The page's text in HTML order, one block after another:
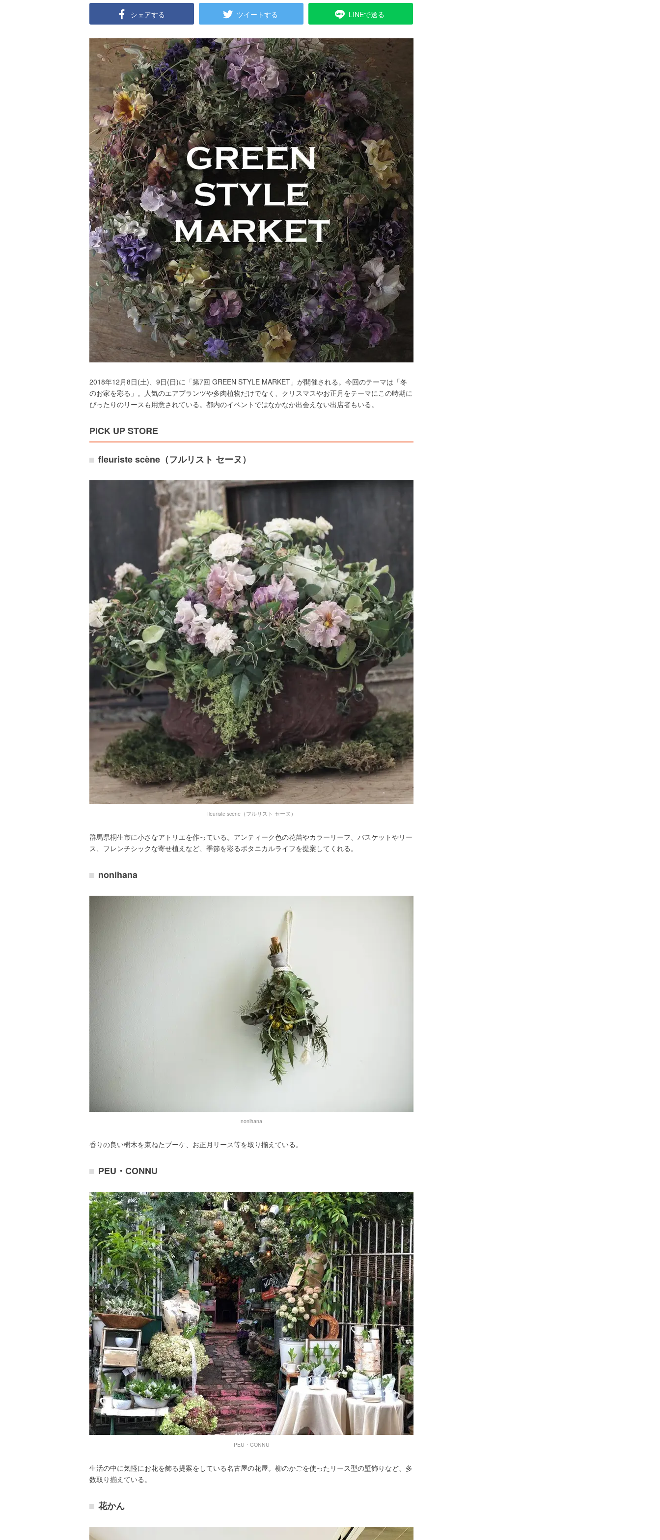
シェアする ツイートする LINEで送る
2018年12月8日(土)、9日(日)に「第7回 GREEN STYLE MARKET」が開催される。今回のテーマは「冬
のお家を彩る」。人気のエアプランツや多肉植物だけでなく、クリスマスやお正月をテーマにこの時期に
ぴったりのリースも用意されている。都内のイベントではなかなか出会えない出店者もいる。
PICK UP STORE
fleuriste scène（フルリスト セーヌ）
fleuriste scène（フルリスト セーヌ）
群馬県桐生市に小さなアトリエを作っている。アンティーク色の花苗やカラーリーフ、バスケットやリー
ス、フレンチシックな寄せ植えなど、季節を彩るボタニカルライフを提案してくれる。
nonihana
nonihana
香りの良い樹木を束ねたブーケ、お正月リース等を取り揃えている。
PEU・CONNU
PEU・CONNU
生活の中に気軽にお花を飾る提案をしている名古屋の花屋。柳のかごを使ったリース型の壁飾りなど、多
数取り揃えている。
花かん